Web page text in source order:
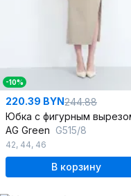
-10%
220.39 BYN244.88
AG Green G515/8
42, 44, 46
В корзину